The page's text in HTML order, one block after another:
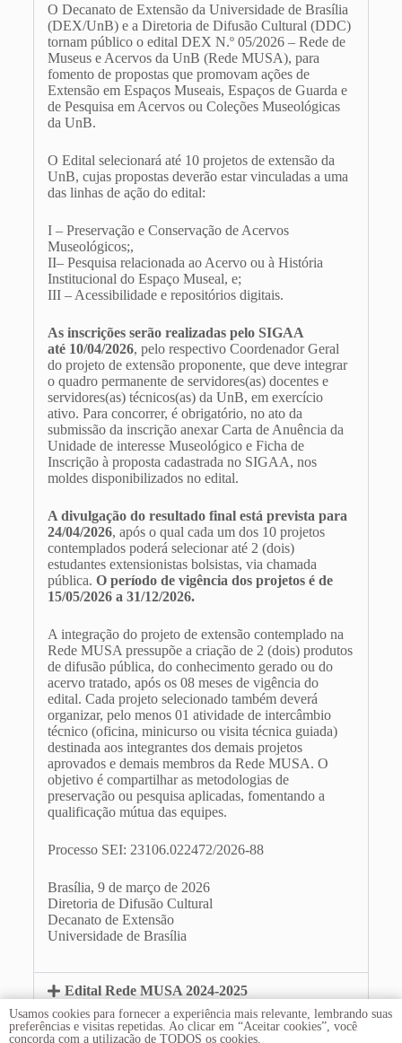
O Decanato de Extensão da Universidade de Brasília
(DEX/UnB) e a Diretoria de Difusão Cultural (DDC)
tornam público o edital DEX N.º 05/2026 – Rede de
Museus e Acervos da UnB (Rede MUSA), para
fomento de propostas que promovam ações de
Extensão em Espaços Museais, Espaços de Guarda e
de Pesquisa em Acervos ou Coleções Museológicas
da UnB.
O Edital selecionará até 10 projetos de extensão da
UnB, cujas propostas deverão estar vinculadas a uma
das linhas de ação do edital:
I – Preservação e Conservação de Acervos
Museológicos;,
II– Pesquisa relacionada ao Acervo ou à História
Institucional do Espaço Museal, e;
III – Acessibilidade e repositórios digitais.
As inscrições serão realizadas pelo SIGAA
até 10/04/2026, pelo respectivo Coordenador Geral
do projeto de extensão proponente, que deve integrar
o quadro permanente de servidores(as) docentes e
servidores(as) técnicos(as) da UnB, em exercício
ativo. Para concorrer, é obrigatório, no ato da
submissão da inscrição anexar Carta de Anuência da
Unidade de interesse Museológico e Ficha de
Inscrição à proposta cadastrada no SIGAA, nos
moldes disponibilizados no edital.
A divulgação do resultado final está prevista para
24/04/2026, após o qual cada um dos 10 projetos
contemplados poderá selecionar até 2 (dois)
estudantes extensionistas bolsistas, via chamada
pública. O período de vigência dos projetos é de
15/05/2026 a 31/12/2026.
A integração do projeto de extensão contemplado na
Rede MUSA pressupõe a criação de 2 (dois) produtos
de difusão pública, do conhecimento gerado ou do
acervo tratado, após os 08 meses de vigência do
edital. Cada projeto selecionado também deverá
organizar, pelo menos 01 atividade de intercâmbio
técnico (oficina, minicurso ou visita técnica guiada)
destinada aos integrantes dos demais projetos
aprovados e demais membros da Rede MUSA. O
objetivo é compartilhar as metodologias de
preservação ou pesquisa aplicadas, fomentando a
qualificação mútua das equipes.
Processo SEI: 23106.022472/2026-88
Brasília, 9 de março de 2026
Diretoria de Difusão Cultural
Decanato de Extensão
Universidade de Brasília
Edital Rede MUSA 2024-2025
Usamos cookies para fornecer a experiência mais relevante, lembrando suas
preferências e visitas repetidas. Ao clicar em “Aceitar cookies”, você
concorda com a utilização de TODOS os cookies.